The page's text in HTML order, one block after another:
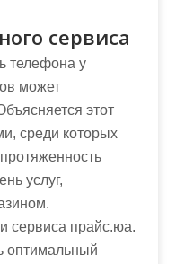
сервиса
телефона у
может
этот
среди которых
услуг,
сервиса прайс.юа.
оптимальный